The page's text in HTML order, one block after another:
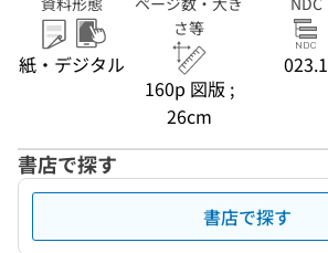
紙・デジタル
さ等
160p 図版 ;
26cm
023.1
書店で探す
書店で探す